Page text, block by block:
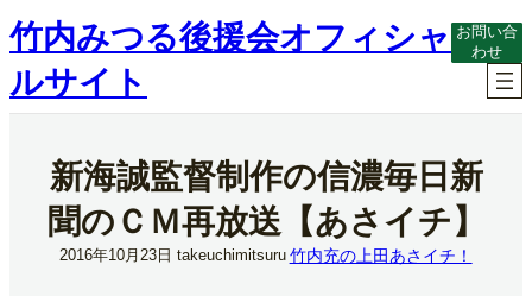
内
容
ス
キ
竹内みつる後援会オフィシャ
ルサイト
お問い合
わせ
新海誠監督制作の信濃毎日新
聞のＣＭ再放送【あさイチ】
2016年10月23日 takeuchimitsuru 竹内充の上田あさイチ！